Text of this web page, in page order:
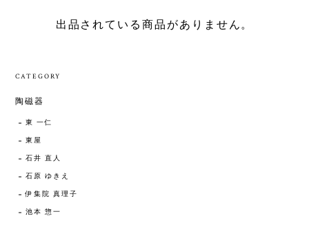
出品されている商品がありません。
CATEGORY
陶磁器
東 一仁
東屋
石井 直人
石原 ゆきえ
伊集院 真理子
池本 惣一